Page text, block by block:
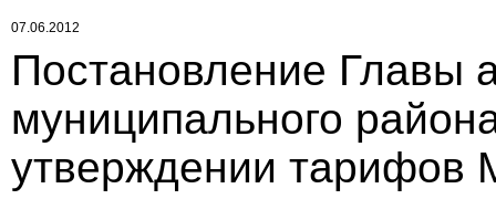
07.06.2012
Постановление Главы
муниципального
утверждении тарифов